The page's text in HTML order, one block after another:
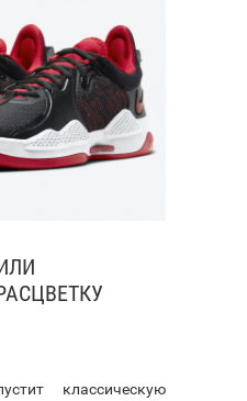
классическую